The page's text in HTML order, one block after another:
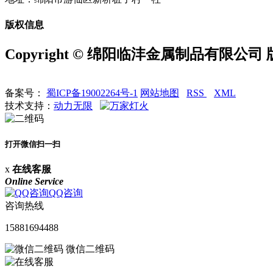
版权信息
Copyright © 绵阳临沣金属制品有限公司
备案号： 蜀ICP备19002264号-1 网站地图 RSS
XML
技术支持： 动力无限
打开微信扫一扫
x 在线客服
Online Service
QQ咨询
咨询热线
15881694488
微信二维码